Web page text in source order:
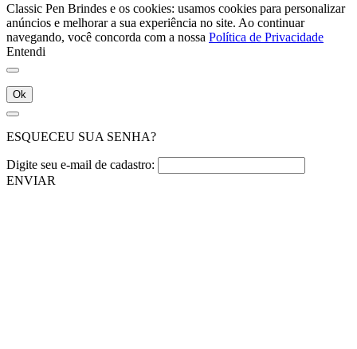
Classic Pen Brindes e os cookies: usamos cookies para personalizar
anúncios e melhorar a sua experiência no site. Ao continuar
navegando, você concorda com a nossa Política de Privacidade
Entendi
Ok
ESQUECEU SUA SENHA?
Digite seu e-mail de cadastro:
ENVIAR